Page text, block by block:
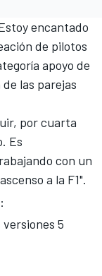
encantado
de pilotos
apoyo de
las parejas
por cuarta
Es
con un
a la F1".
5